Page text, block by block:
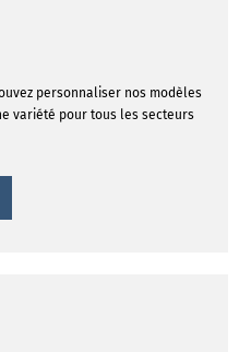
personnaliser nos modèles
variété pour tous les secteurs